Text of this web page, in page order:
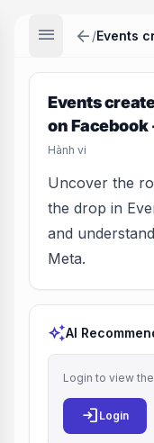
menu arrow_back /
Events
on Facebook
Hành vi
Uncover the
the drop in
and
Meta.
auto_awesomeAI
Login to view
login Login